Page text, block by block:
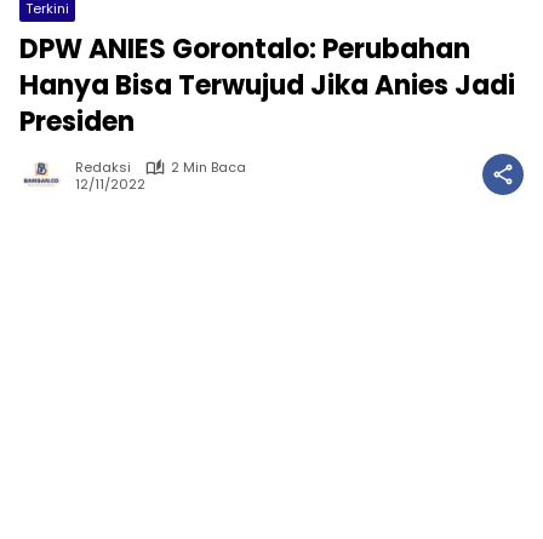
Terkini
DPW ANIES Gorontalo: Perubahan
Hanya Bisa Terwujud Jika Anies Jadi
Presiden
Redaksi
2 Min Baca
12/11/2022